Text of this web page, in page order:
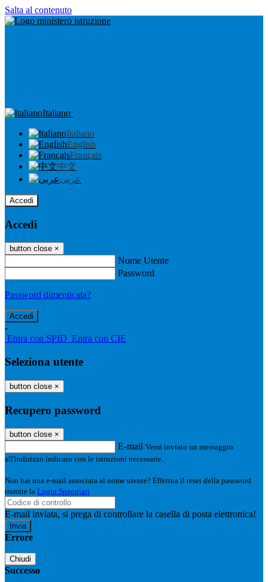
Salta al contenuto
Italiano
Italiano
English
Français
中文
عربى
Accedi
Accedi
button close ×
Nome Utente
Password
Password dimenticata?
-
Entra con SPID Entra con CIE
Seleziona utente
button close ×
Recupero password
button close ×
E-mail Verrà inviato un messaggio
all'indirizzo indicato con le istruzioni necessarie.
Non hai una e-mail associata al nome utente? Effettua il reset della password
tramite la Login Spaggiari
E-mail inviata, si prega di controllare la casella di posta elettronica!
Errore
Chiudi
Successo